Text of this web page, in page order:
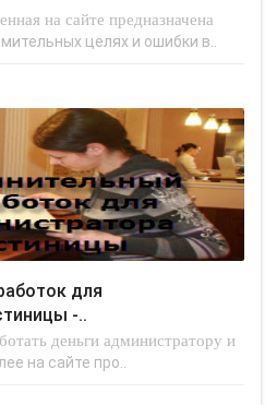
на сайте предназначена
целях и ошибки в..
-..
деньги администратору и
на сайте про..